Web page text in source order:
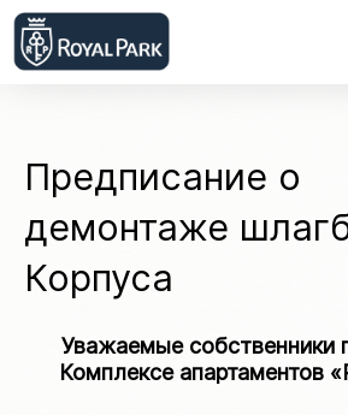
Предписание о
демонтаже
Корпуса
Уважаемые собственники
Комплексе апартаментов